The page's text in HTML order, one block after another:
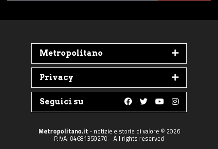
Metropolitano
Privacy
Seguici su
Follow us on
Follow us on
Follow us on
Follow us
Metropolitano.it - notizie e storie di valore © 2026
P.IVA: 04681350270 - All rights reserved